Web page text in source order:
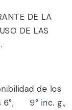
DE LA
DE LAS
de los
6°, 9° inc. g.,